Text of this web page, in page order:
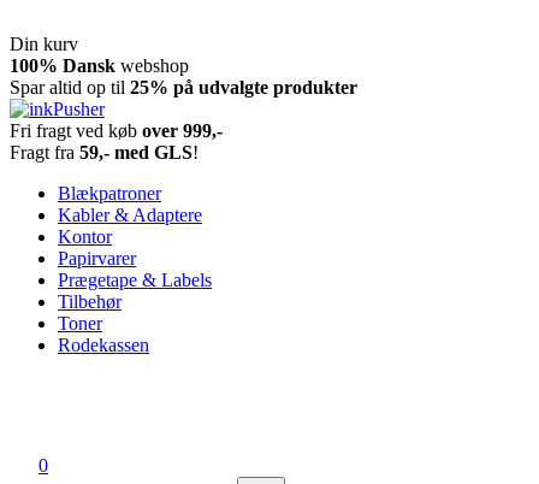
Din kurv
Spring
til
indhold
100% Dansk webshop
Spar altid op til 25% på udvalgte produkter
inkPusher
Leverandør af blækpatroner, kontor artikler og meget mere
Fri fragt ved køb over 999,-
Fragt fra 59,- med GLS!
Blækpatroner
Kabler & Adaptere
Kontor
Papirvarer
Prægetape & Labels
Tilbehør
Toner
Rodekassen
0